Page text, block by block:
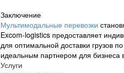
Заключение
Мультимодальные перевозки
Excom-logistics предоставляет
для оптимальной доставки грузов
идеальным партнером для бизнеса
Услуги